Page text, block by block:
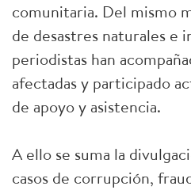
comunitaria. Del mismo
de desastres naturales e
periodistas han
afectadas y participado
de apoyo y asistencia.
A ello se suma la
casos de corrupción,